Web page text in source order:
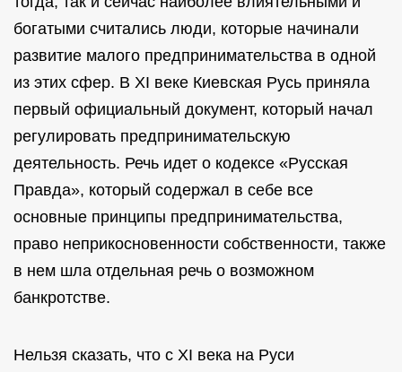
богатыми считались люди, которые начинали
развитие малого предпринимательства в одной
из этих сфер. В XI веке Киевская Русь приняла
первый официальный документ, который начал
регулировать предпринимательскую
деятельность. Речь идет о кодексе «Русская
Правда», который содержал в себе все
основные принципы предпринимательства,
право неприкосновенности собственности, также
в нем шла отдельная речь о возможном
банкротстве.
Нельзя сказать, что с XI века на Руси